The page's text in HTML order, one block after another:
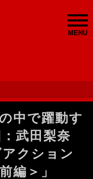
MENU
中で躍動す
：武田梨奈
アクション
編＞」